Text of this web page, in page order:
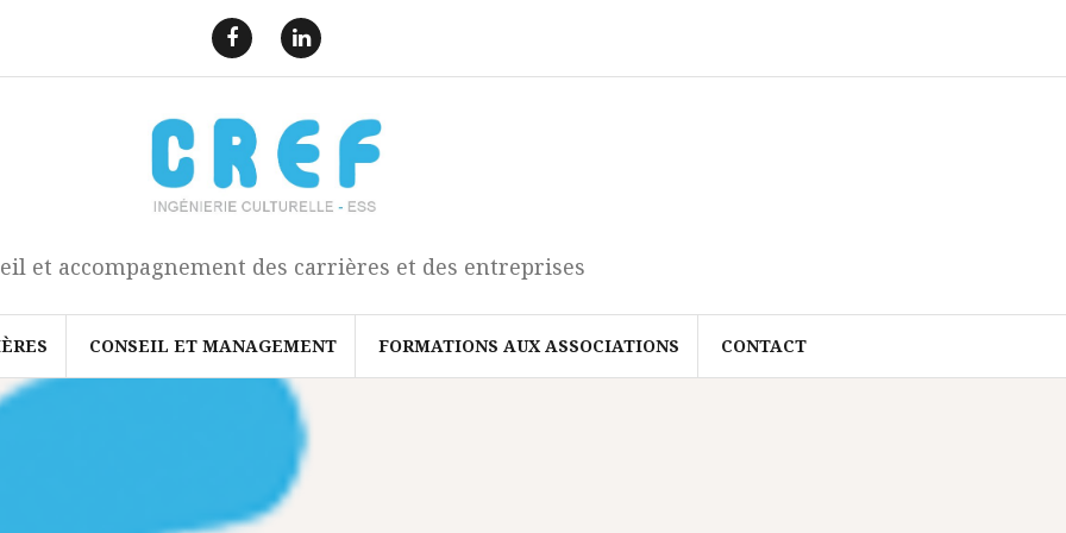
a
c
b
o
k
i
k
e
d
I
n
et accompagnement des carrières et des entreprises
CONSEIL ET MANAGEMENT FORMATIONS AUX ASSOCIATIONS CONTACT